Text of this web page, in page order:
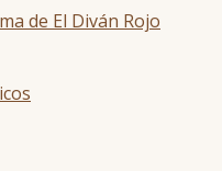
de El Diván Rojo